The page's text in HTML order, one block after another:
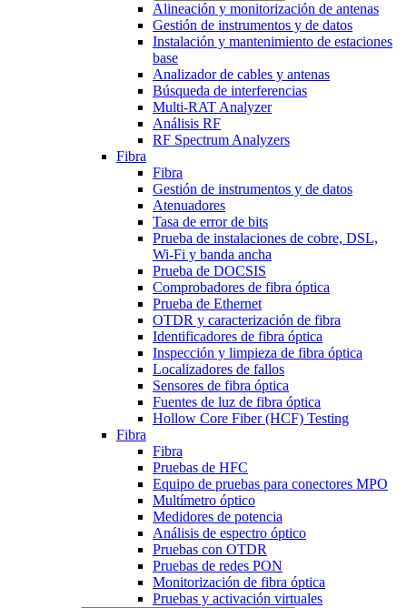
Alineación y monitorización de antenas
Gestión de instrumentos y de datos
Instalación y mantenimiento de estaciones
base
Analizador de cables y antenas
Búsqueda de interferencias
Multi-RAT Analyzer
Análisis RF
RF Spectrum Analyzers
Fibra
Fibra
Gestión de instrumentos y de datos
Atenuadores
Tasa de error de bits
Prueba de instalaciones de cobre, DSL,
Wi-Fi y banda ancha
Prueba de DOCSIS
Comprobadores de fibra óptica
Prueba de Ethernet
OTDR y caracterización de fibra
Identificadores de fibra óptica
Inspección y limpieza de fibra óptica
Localizadores de fallos
Sensores de fibra óptica
Fuentes de luz de fibra óptica
Hollow Core Fiber (HCF) Testing
Fibra
Fibra
Pruebas de HFC
Equipo de pruebas para conectores MPO
Multímetro óptico
Medidores de potencia
Análisis de espectro óptico
Pruebas con OTDR
Pruebas de redes PON
Monitorización de fibra óptica
Pruebas y activación virtuales